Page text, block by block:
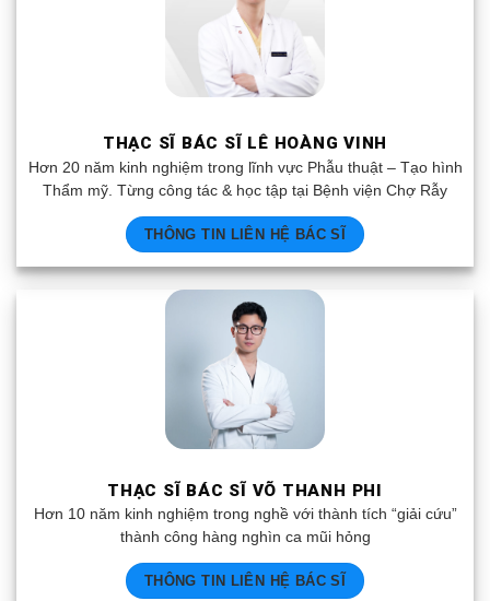
THẠC SĨ BÁC SĨ LÊ HOÀNG VINH
Hơn 20 năm kinh nghiệm trong lĩnh vực Phẫu thuật – Tạo hình
Thẩm mỹ. Từng công tác & học tập tại Bệnh viện Chợ Rẫy
THÔNG TIN LIÊN HỆ BÁC SĨ
THẠC SĨ BÁC SĨ VÕ THANH PHI
Hơn 10 năm kinh nghiệm trong nghề với thành tích “giải cứu”
thành công hàng nghìn ca mũi hỏng
THÔNG TIN LIÊN HỆ BÁC SĨ